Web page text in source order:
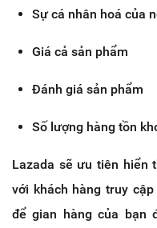
Sự cá nhân hoá của
Giá cả sản phẩm
Đánh giá sản phẩm
Số lượng hàng tồn
Lazada sẽ ưu tiên hiển
với khách hàng truy
để gian hàng của bạn